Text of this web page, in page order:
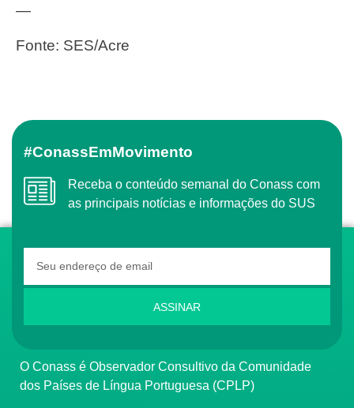
—
Fonte: SES/Acre
#ConassEmMovimento
Receba o conteúdo semanal do Conass com
as principais notícias e informações do SUS
ASSINAR
O Conass é Observador Consultivo da Comunidade
dos Países de Língua Portuguesa (CPLP)